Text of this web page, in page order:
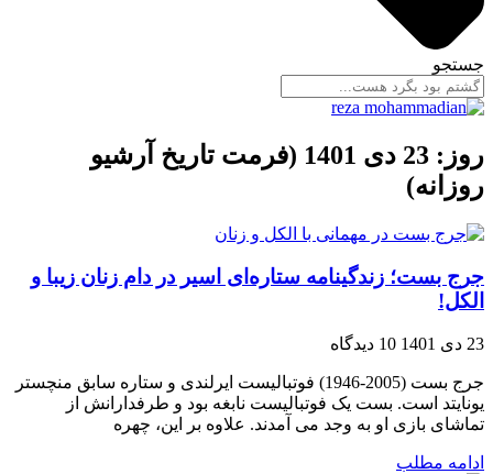
جستجو
روز: 23 دی 1401 (فرمت تاریخ آرشیو
روزانه)
جرج بست؛ زندگینامه ستاره‌ای اسیر در دام زنان زیبا و
الکل!
23 دی 1401 10 دیدگاه
جرج بست (2005-1946) فوتبالیست ایرلندی و ستاره سابق منچستر
یونایتد است. بست یک فوتبالیست نابغه بود و طرفدارانش از
تماشای بازی او به وجد می آمدند. علاوه بر این، چهره
ادامه مطلب